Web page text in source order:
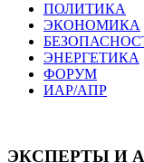
ПОЛИТИКА
ЭКОНОМИКА
ЭНЕРГЕТИКА
ФОРУМ
ИАР/АПР
ЭКСПЕРТЫ И